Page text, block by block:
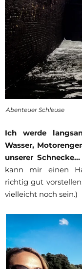
Abenteuer Schleuse
Ich werde
Wasser,
unserer Schnecke…
kann mir einen
richtig gut
vielleicht noch sein.)